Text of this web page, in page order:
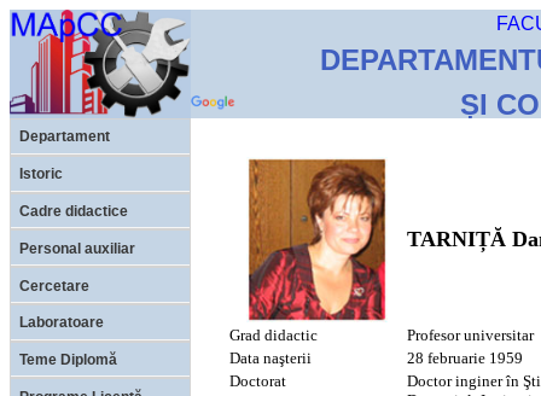
ȘI
Departament
Istoric
Cadre didactice
Personal auxiliar
Cercetare
Laboratoare
Teme Diplomă
TARNIȚĂ
Grad didactic
Profesor universitar
Data naşterii
28 februarie 1959
Doctorat
Doctor inginer în